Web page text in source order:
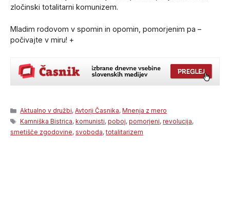
zločinski totalitarni komunizem.
Mladim rodovom v spomin in opomin, pomorjenim pa –
počivajte v miru! +
Categories
Aktualno v družbi,Avtorji Časnika,Mnenja z mero
Tags
Kamniška Bistrica,komunisti,poboj,pomorjeni,revolucija,
smetišče zgodovine, svoboda,totalitarizem